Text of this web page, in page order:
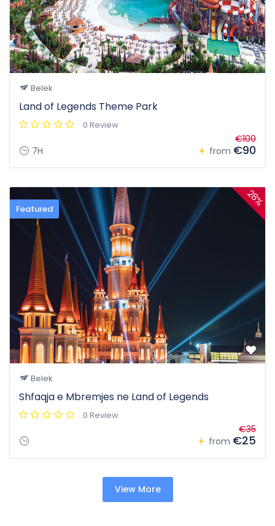
Belek
Land of Legends Theme Park
0 Review
7H from
€100
€90
Featured
28%
Belek
Shfaqja e Mbremjes ne Land of Legends
0 Review
from
€35
€25
View More